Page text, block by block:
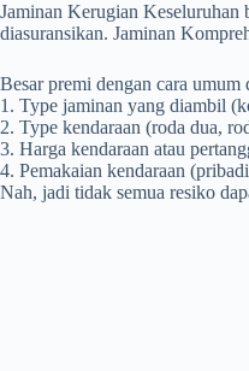
Jaminan Kerugian Keseluruhan
diasuransikan. Jaminan
Besar premi dengan cara umum
1. Type jaminan yang diambil
2. Type kendaraan (roda dua,
3. Harga kendaraan atau
4. Pemakaian kendaraan
Nah, jadi tidak semua resiko